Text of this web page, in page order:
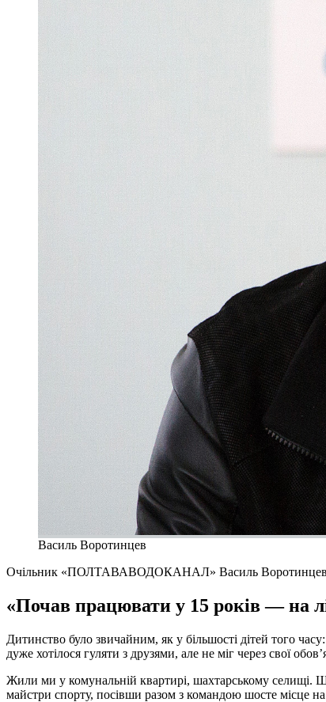
Василь Воротинцев
Очільник «ПОЛТАВАВОДОКАНАЛ» Василь Воротинцев
«Почав працювати у 15 років — на
Дитинство було звичайним, як у більшості дітей того
дуже хотілося гуляти з друзями, але не міг через свої
Жили ми у комунальній квартирі, шахтарському селищі.
майстри спорту, посівши разом з командою шосте місце на